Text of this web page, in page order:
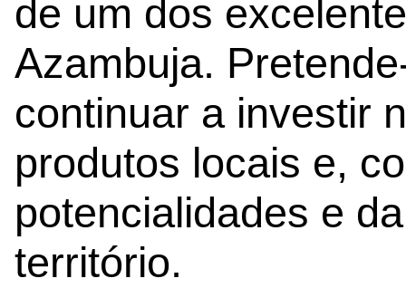
de um dos
Azambuja.
continuar a investir
produtos locais e,
potencialidades e
território.